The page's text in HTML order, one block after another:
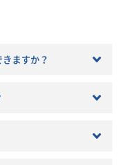
プランに応じて自分に合
理士法人を選ぶことが非
法人を選ぶとこんな筈で
士法人の特徴や税理士法人
ますか？